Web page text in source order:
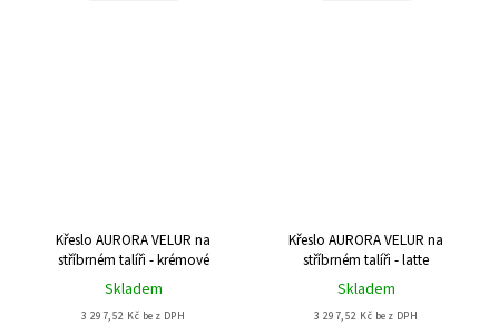
Křeslo AURORA VELUR na
stříbrném talíři - krémové
Skladem
3 297,52 Kč bez DPH
Křeslo AURORA VELUR na
stříbrném talíři - latte
Skladem
3 297,52 Kč bez DPH